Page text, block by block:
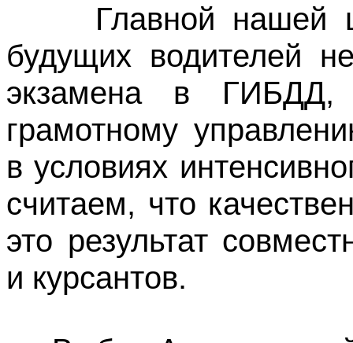
Главной нашей
будущих водителей
экзамена в
грамотному
в условиях
считаем, что
это результат
и курсантов.